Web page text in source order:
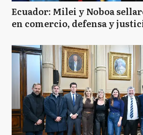
Ecuador: Milei y Noboa
en comercio, defensa y